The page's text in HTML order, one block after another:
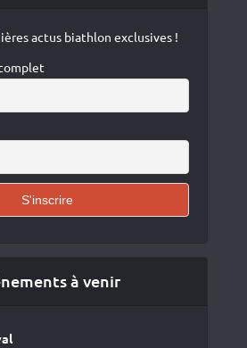
actus biathlon exclusives !
à venir